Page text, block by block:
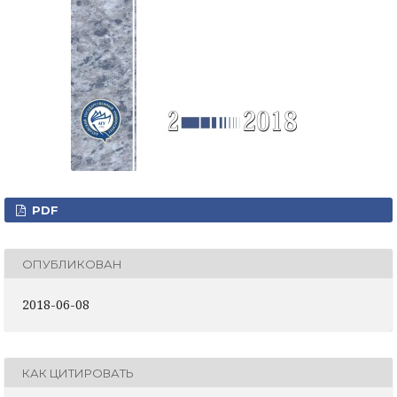
PDF
ОПУБЛИКОВАН
2018-06-08
КАК ЦИТИРОВАТЬ